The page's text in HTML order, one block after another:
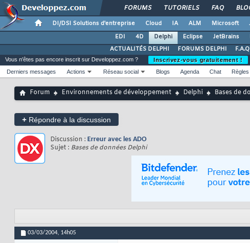
FORUMS TUTORIELS FAQ
DI/DSI Solutions d'entreprise Cloud IA ALM Microsoft
EDI
4D Delphi Eclipse JetBrains
ACTUALITÉS DELPHI
FORUMS DELPHI
Vous n'êtes pas encore inscrit sur Developpez.com ?
Inscrivez-vous gratuitement !
Derniers messages
Actions Réseau social Blogs Agenda Chat Règles
Forum Environnements de développement Delphi Bases de
+ Répondre à la discussion
Discussion : Erreur avec les ADO
Sujet : Bases de données Delphi
03/03/2004, 14h05